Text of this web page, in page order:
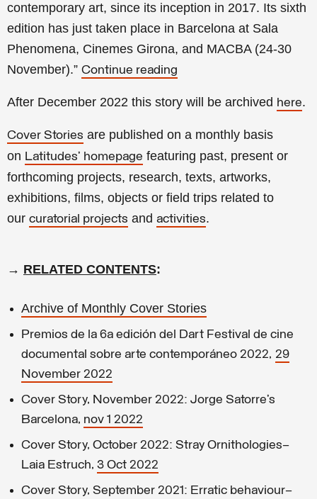
contemporary art, since its inception in 2017. Its sixth
edition has just taken place in Barcelona at Sala
Phenomena, Cinemes Girona, and MACBA (24-30
November).” Continue reading
After December 2022 this story will be archived here.
Cover Stories are published on a monthly basis
on Latitudes’ homepage featuring past, present or
forthcoming projects, research, texts, artworks,
exhibitions, films, objects or field trips related to
our curatorial projects and activities.
→ RELATED CONTENTS:
Archive of Monthly Cover Stories
Premios de la 6a edición del Dart Festival de cine
documental sobre arte contemporáneo 2022, 29
November 2022
Cover Story, November 2022: Jorge Satorre’s
Barcelona, nov 1 2022
Cover Story, October 2022: Stray Ornithologies—
Laia Estruch, 3 Oct 2022
Cover Story, September 2021: Erratic behaviour—